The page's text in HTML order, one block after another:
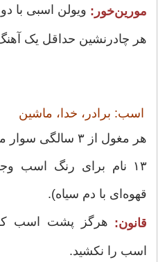
مورین‌خور: ویولن اسبی با
هر چادرنشین حداقل یک
اسب: برادر، خدا، ماشین
هر مغول از ۳ سالگی سوار می‌شود.
۱۳ نام برای رنگ اسب
قهوه‌ای با دم سیاه).
قانون: هرگز پشت اسب
اسب را نکشید.